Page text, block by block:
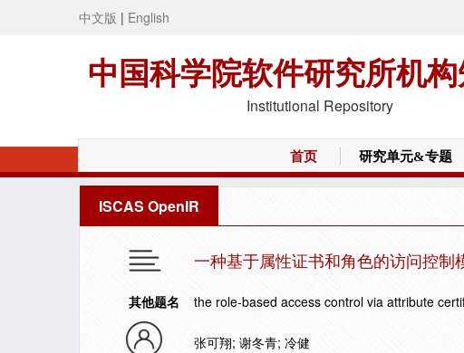
中文版 | English
中国科学院软件研究所机
Institutional Repository
首页 研究单元&专题
ISCAS OpenIR
一种基于属性证书和角色的访问控制
其他题名 the role-based access control via attribute
张可翔; 谢冬青; 冷健